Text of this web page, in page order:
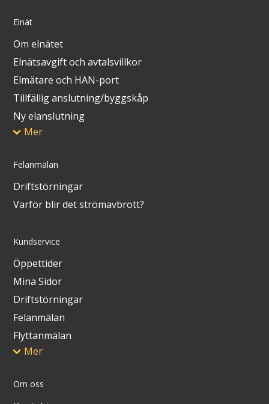
Elnät
Om elnätet
Elnätsavgift och avtalsvillkor
Elmätare och HAN-port
Tillfällig anslutning/byggskåp
Ny elanslutning
Mer
Felanmälan
Driftstörningar
Varför blir det strömavbrott?
Kundservice
Öppettider
Mina Sidor
Driftstörningar
Felanmälan
Flyttanmälan
Mer
Om oss